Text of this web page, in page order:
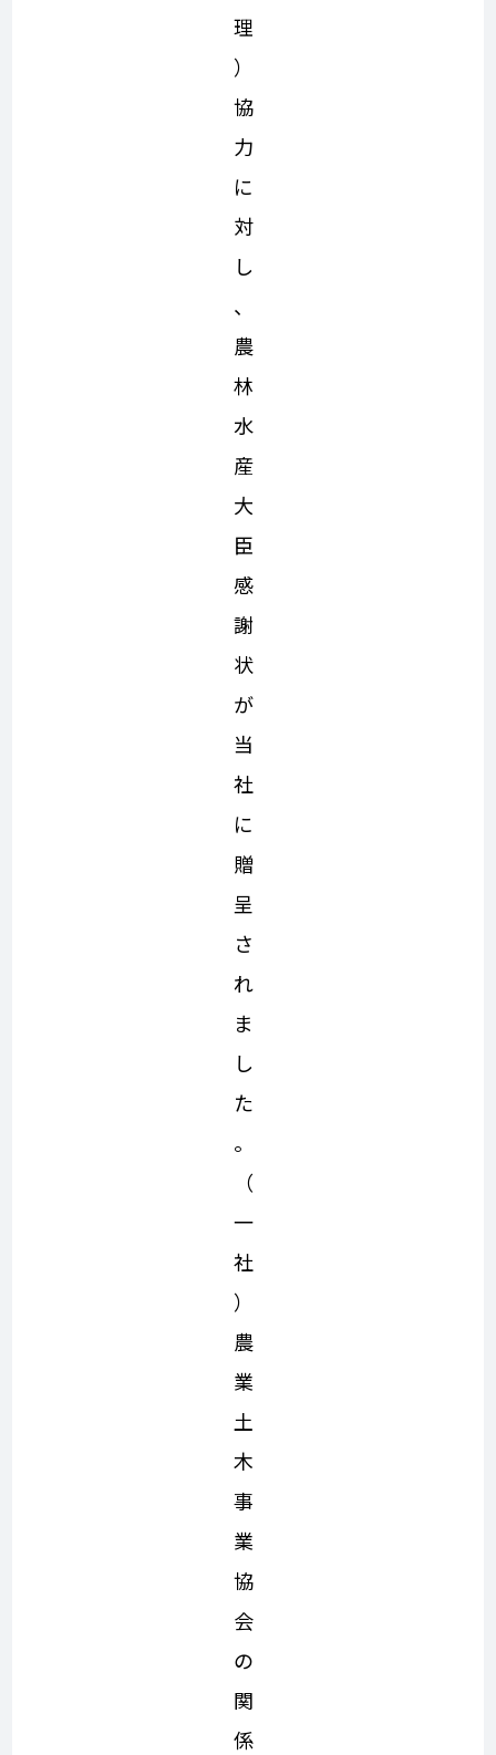
理
）
協
力
に
対
し
、
農
林
水
産
大
臣
感
謝
状
が
当
社
に
贈
呈
さ
れ
ま
し
た
。
（
一
社
）
農
業
土
木
事
業
協
会
の
関
係